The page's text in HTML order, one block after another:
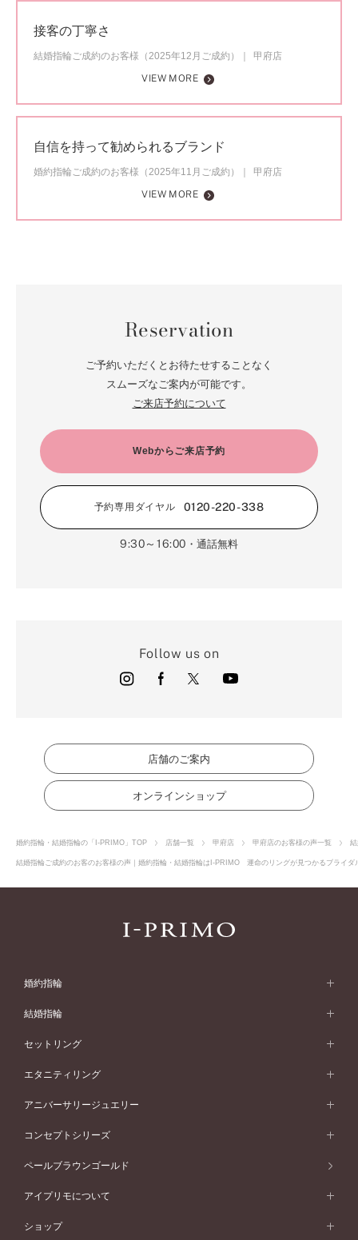
接客の丁寧さ
結婚指輪ご成約のお客様（2025年12月ご成約）
甲府店
VIEW MORE
自信を持って勧められるブランド
婚約指輪ご成約のお客様（2025年11月ご成約）
甲府店
VIEW MORE
Reservation
ご予約いただくとお待たせすることなく
スムーズなご案内が可能です。
ご来店予約について
Webからご来店予約
予約専用ダイヤル 0120-220-338
9:30～16:00 ・通話無料
Follow us on
店舗のご案内
オンラインショップ
婚約指輪・結婚指輪の「I-PRIMO」TOP 店舗一覧 甲府店 甲府店のお客様の声一覧
結婚指輪ご成約のお客のお客様の声｜婚約指輪・結婚指輪はI-PRIMO 運命のリングが見つかるブライ
婚約指輪
婚約指輪 (エンゲージリング)
婚約指輪一覧
ピンクゴールド
ペールブラウンゴールド
ウェーブライン
V字ライン
ワンサイドメレ
ダブルサイドメレ
シンプル
フェミニン
モード
50万円台～
40万円台～
婚約指輪 人気ランキング
結婚指輪
結婚指輪 (マリッジリング)
結婚指輪一覧
ピンクゴールド
ペールブラウンゴールド
ウェーブライン
V字ライン
ワンメレ
セベラルメレ
シンプル
フェミニン
50万円～
セットリング
セットリング
セットリング一覧
ピンクゴールド
ペールブラウンゴールド
エタニティリング
エタニティリング
エタニティリング一覧
ピンクゴールド
アニバーサリージュエリー
アニバーサリージュエリー
アニバーサリージュエリー一覧
ファッションリング
コンセプトシリーズ
コンセプトシリーズ
オリジンビリーフ
ペールブラウンゴールド
アイプリモについて
アイプリモについて
ショップ